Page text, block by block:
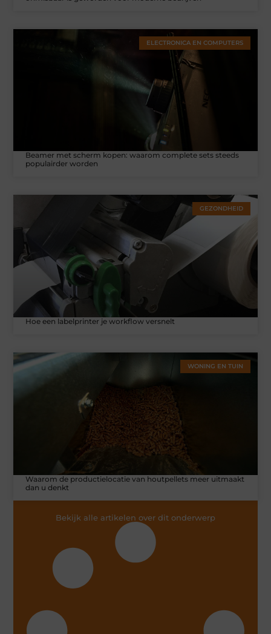
ELECTRONICA EN COMPUTERS
Beamer met scherm kopen: waarom complete sets steeds
populairder worden
GEZONDHEID
Hoe een labelprinter je workflow versnelt
WONING EN TUIN
Waarom de productielocatie van houtpellets meer uitmaakt
dan u denkt
Bekijk alle artikelen over dit onderwerp